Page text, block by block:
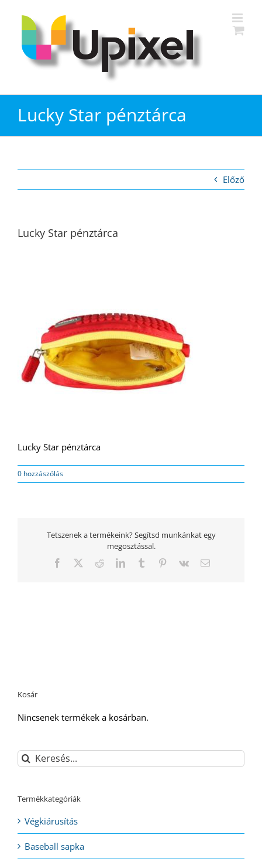
Lucky Star pénztárca
Előző
Lucky Star pénztárca
Lucky Star pénztárca
0 hozzászólás
Tetszenek a termékeink? Segítsd munkánkat egy
megosztással.
Facebook
TwitterRedditLinkedInTumblr Pinterest
Vk Email:
Kosár
Nincsenek termékek a kosárban.
Keresés...
Termékkategóriák
Végkiárusítás
Baseball sapka